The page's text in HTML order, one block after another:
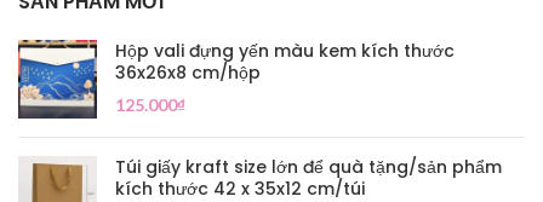
Hộp vali đựng yến màu kem kích thước
36x26x8 cm/hộp
125.000₫
Túi giấy kraft size lớn để quà tặng/sản phẩm
kích thước 42 x 35x12 cm/túi